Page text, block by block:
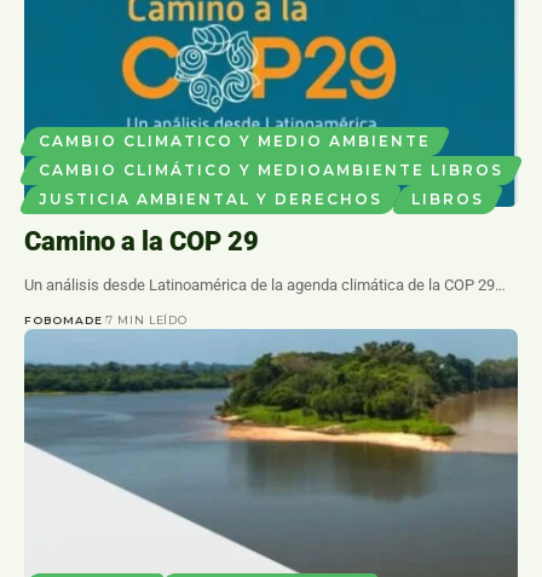
CAMBIO CLIMATICO Y MEDIO AMBIENTE
CAMBIO CLIMÁTICO Y MEDIOAMBIENTE LIBROS
JUSTICIA AMBIENTAL Y DERECHOS
LIBROS
Camino a la COP 29
Un análisis desde Latinoamérica de la agenda climática de la COP 29…
FOBOMADE 7 MIN LEÍDO